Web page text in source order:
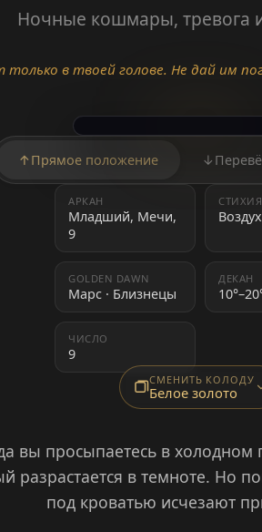
Ночные кошмары, тревога
только в твоей голове. Не дай им
↑ Прямое положение ↓
АРКАН
Младший, Мечи,
9
СТИХИЯ
Воздух
GOLDEN DAWN
Марс · Близнецы
ДЕКАН
ЧИСЛО
9
СМЕНИТЬ КОЛОДУ
Белое золото
вы просыпаетесь в
разрастается в темноте. Но
под кроватью исчезают